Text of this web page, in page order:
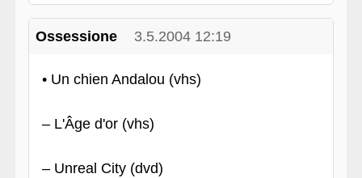
Ossessione 3.5.2004 12:19
• Un chien Andalou (vhs)
– L'Âge d'or (vhs)
– Unreal City (dvd)